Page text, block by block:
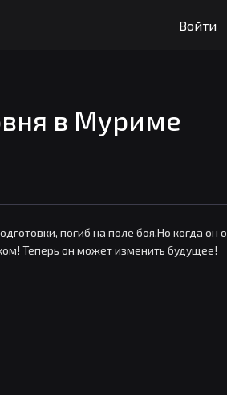
Войти
в Муриме
погиб на поле боя.Но когда он
Теперь он может изменить будущее!